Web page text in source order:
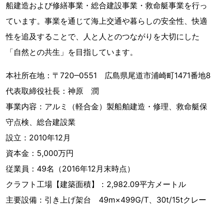
船建造および修繕事業・総合建設事業・救命艇事業を行っ
ています。事業を通じて海上交通や暮らしの安全性、快適
性を追及することで、人と人とのつながりを大切にした
「自然との共生」を目指しています。
本社所在地：〒720‒0551 広島県尾道市浦崎町1471番地8
代表取締役社長：神原 潤
事業内容：アルミ（軽合金）製船舶建造・修理、救命艇保
守点検、総合建設業
設立：2010年12月
資本金：5,000万円
従業員：49名（2016年12月末時点）
クラフト工場【建築面積】：2,982.09平方メートル
主要設備：引き上げ架台 49m×499G/T、30t/15tクレー